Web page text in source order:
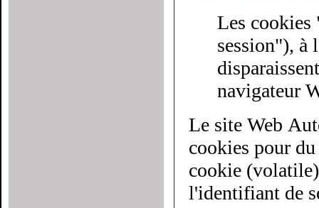
Les cookies
session"), à la
navigateur
Le site Web
cookies pour du
cookie
l'identifiant de